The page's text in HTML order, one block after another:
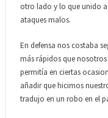
otro lado y lo que unido
ataques malos.
En defensa nos costaba
más rápidos que
permitía en ciertas
añadir que hicimos
tradujo en un robo en el